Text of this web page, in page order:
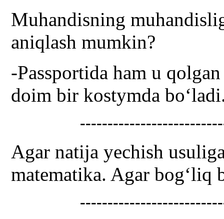
Muhandisning
aniqlash mumkin?
-Passportida ham u
doim bir kostymda
Agar natija yechish
matematika. Agar bog‘liq